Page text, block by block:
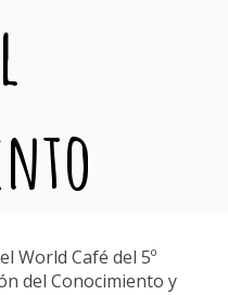
World Café del 5º
del Conocimiento y